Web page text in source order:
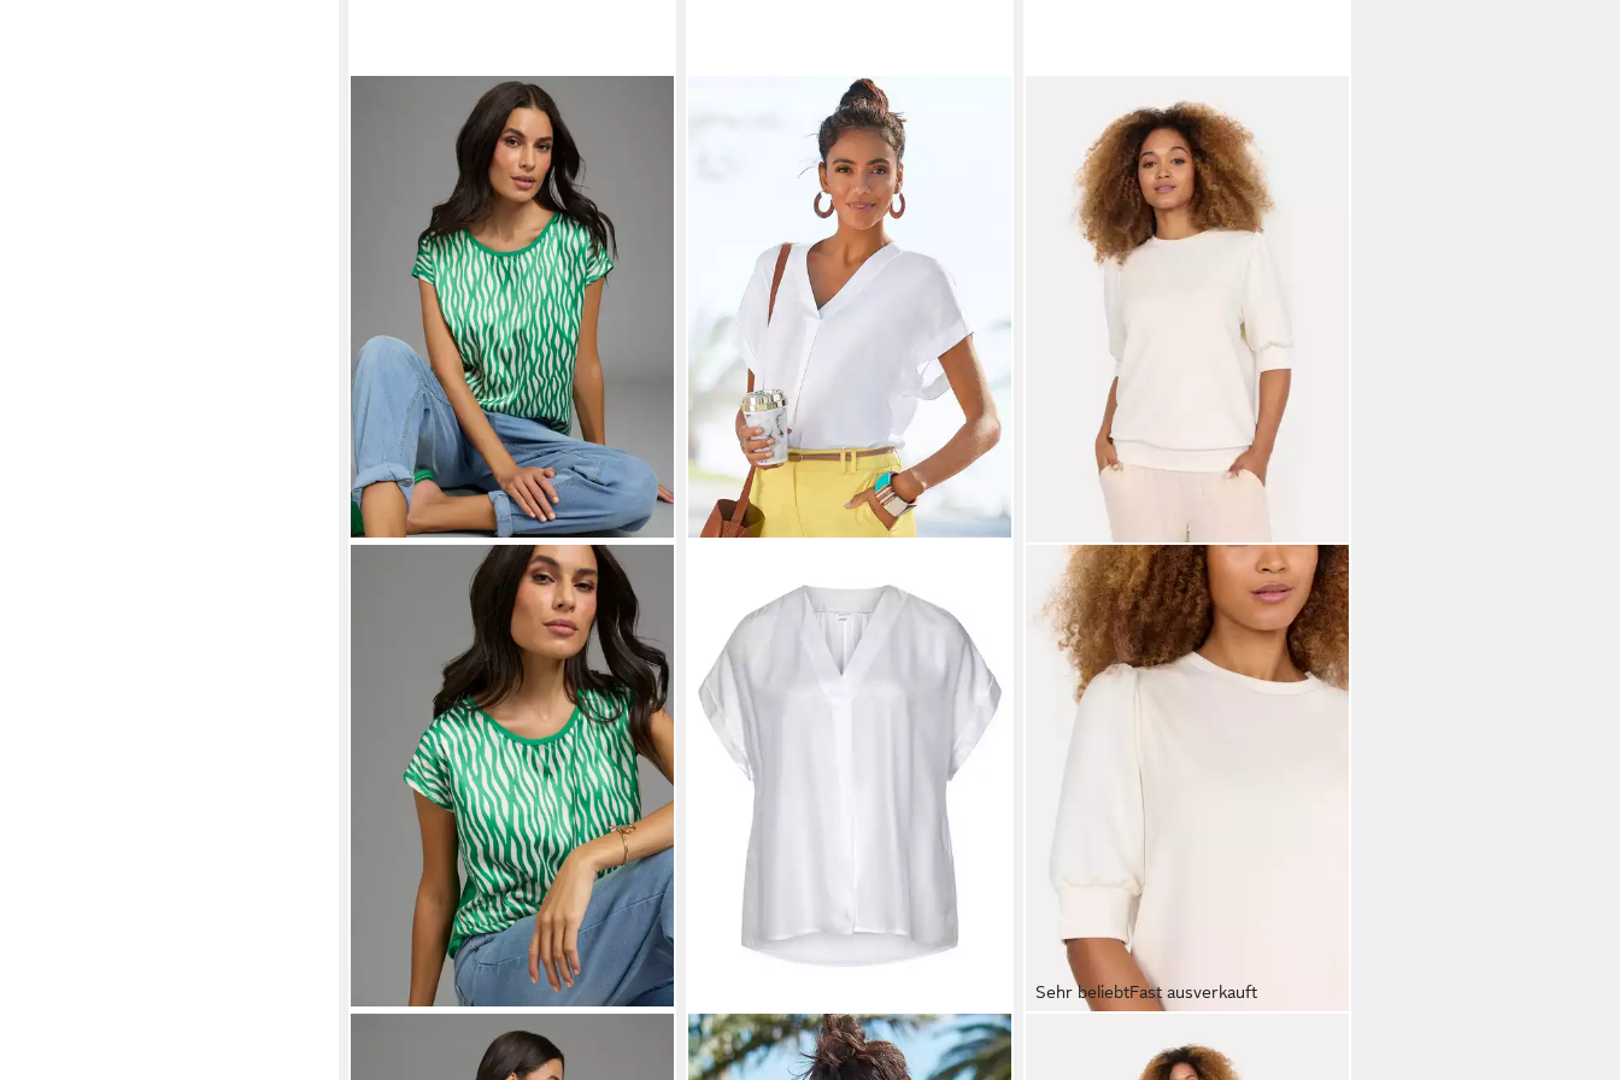
LAURA SCOTTShirtbluse im
Materialmix mit Satin, verschiedene
VIVANCE BY LASCANA
Kurzarmbluse in lockerem Schnitt,
Sehr beliebtFast ausverkauft
SOYACONCEPTKurzarmbluse SC-
BANU 83 aus Viskosemischung,